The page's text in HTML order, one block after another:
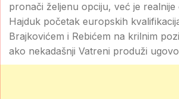
pronači željenu opciju, već je realnije
Hajduk početak europskih
Brajkovićem i Rebićem na krilnim
ako nekadašnji Vatreni produži